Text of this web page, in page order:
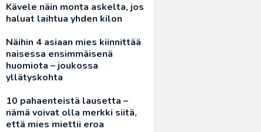
Kävele näin monta askelta, jos
haluat laihtua yhden kilon
Näihin 4 asiaan mies kiinnittää
naisessa ensimmäisenä
huomiota – joukossa
yllätyskohta
10 pahaenteistä lausetta –
nämä voivat olla merkki siitä,
että mies miettii eroa